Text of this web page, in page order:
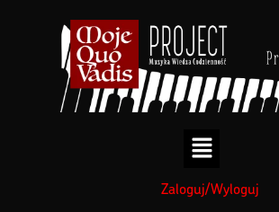
Zaloguj/Wyloguj
Przesłanie chrześcijańskie nie